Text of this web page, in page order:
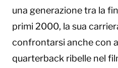
una generazione tra la
primi 2000, la sua
confrontarsi anche con
quarterback ribelle nel